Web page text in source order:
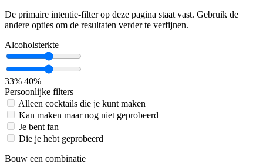
De primaire intentie-filter op deze pagina staat vast. Gebruik de
andere opties om de resultaten verder te verfijnen.
Alcoholsterkte
33% 40%
Persoonlijke filters
Alleen cocktails die je kunt maken
Kan maken maar nog niet geprobeerd
Je bent fan
Die je hebt geprobeerd
Bouw een combinatie